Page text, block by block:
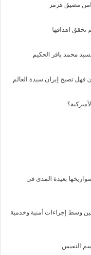
امن مضيق هرمز
تحقق اهدافها
محمد باقر الحكيم
فهل تصبح إيران سيدة العالم
بعيدة المدى في
وسط إجراءات أمنية وخدمية
النفيس